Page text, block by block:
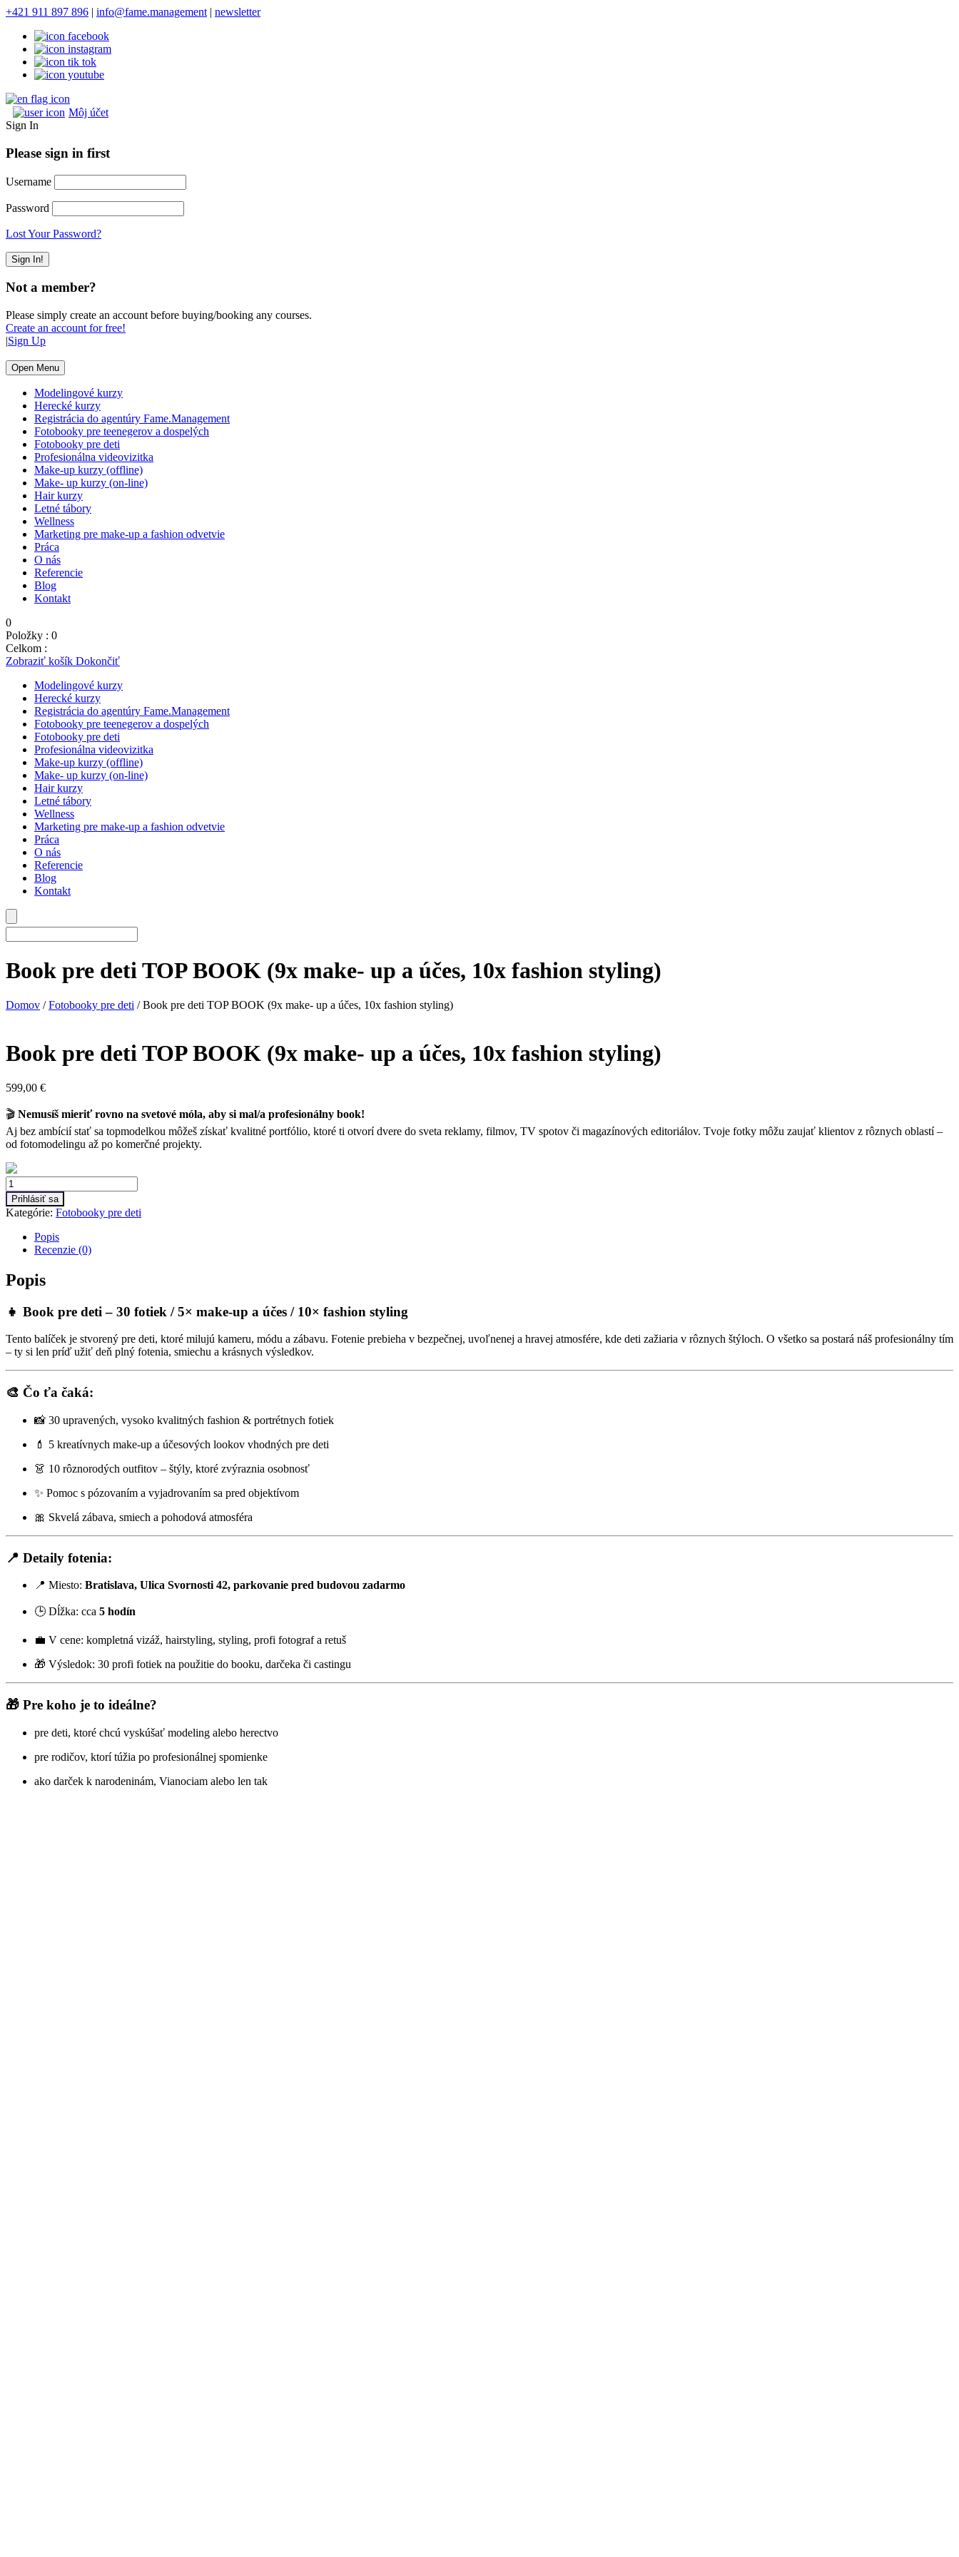
+421 911 897 896 | info@fame.management | newsletter
Môj účet
Sign In
Please sign in first
Username
Password
Lost Your Password?
Not a member?
Please simply create an account before buying/booking any courses.
Create an account for free!
|Sign Up
Open Menu
Modelingové kurzy
Herecké kurzy
Registrácia do agentúry Fame.Management
Fotobooky pre teenegerov a dospelých
Fotobooky pre deti
Profesionálna videovizitka
Make-up kurzy (offline)
Make- up kurzy (on-line)
Hair kurzy
Letné tábory
Wellness
Marketing pre make-up a fashion odvetvie
Práca
O nás
Referencie
Blog
Kontakt
0
Položky : 0
Celkom :
Zobraziť košík Dokončiť
Modelingové kurzy
Herecké kurzy
Registrácia do agentúry Fame.Management
Fotobooky pre teenegerov a dospelých
Fotobooky pre deti
Profesionálna videovizitka
Make-up kurzy (offline)
Make- up kurzy (on-line)
Hair kurzy
Letné tábory
Wellness
Marketing pre make-up a fashion odvetvie
Práca
O nás
Referencie
Blog
Kontakt
Book pre deti TOP BOOK (9x make- up a účes, 10x fashion styling)
Domov /Fotobooky pre deti / Book pre deti TOP BOOK (9x make- up a účes, 10x fashion styling)
Book pre deti TOP BOOK (9x make- up a účes, 10x fashion styling)
599,00 €
🎬 Nemusíš mieriť rovno na svetové móla, aby si mal/a profesionálny book!
Aj bez ambícií stať sa topmodelkou môžeš získať kvalitné portfólio, ktoré ti otvorí dvere do sveta reklamy, filmov, TV spotov či magazínových editoriálov. Tvoje fotky môžu zaujať klientov z rôznych oblastí –
od fotomodelingu až po komerčné projekty.
Množstvo
Prihlásiť sa
Kategórie: Fotobooky pre deti
Popis
Recenzie (0)
Popis
👧 Book pre deti – 30 fotiek / 5× make‑up a účes / 10× fashion styling
Tento balíček je stvorený pre deti, ktoré milujú kameru, módu a zábavu. Fotenie prebieha v bezpečnej, uvoľnenej a hravej atmosfére, kde deti zažiaria v rôznych štýloch. O všetko sa postará náš profesionálny tím
– ty si len príď užiť deň plný fotenia, smiechu a krásnych výsledkov.
🎨 Čo ťa čaká:
📸 30 upravených, vysoko kvalitných fashion & portrétnych fotiek
💄 5 kreatívnych make-up a účesových lookov vhodných pre deti
👗 10 rôznorodých outfitov – štýly, ktoré zvýraznia osobnosť
✨ Pomoc s pózovaním a vyjadrovaním sa pred objektívom
🎀 Skvelá zábava, smiech a pohodová atmosféra
📍 Detaily fotenia:
📍 Miesto: Bratislava, Ulica Svornosti 42, parkovanie pred budovou zadarmo
🕒 Dĺžka: cca 5 hodín
💼 V cene: kompletná vizáž, hairstyling, styling, profi fotograf a retuš
🎁 Výsledok: 30 profi fotiek na použitie do booku, darčeka či castingu
🎁 Pre koho je to ideálne?
pre deti, ktoré chcú vyskúšať modeling alebo herectvo
pre rodičov, ktorí túžia po profesionálnej spomienke
ako darček k narodeninám, Vianociam alebo len tak